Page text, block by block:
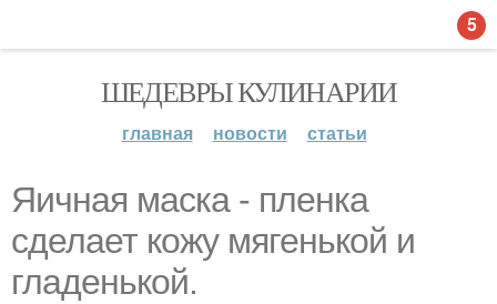
ШЕДЕВРЫ КУЛИНАРИИ
главная новости статьи
Яичная маска - пленка
сделает кожу мягенькой и
гладенькой.
5